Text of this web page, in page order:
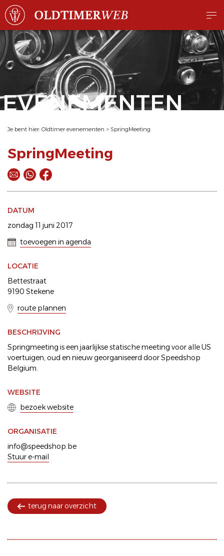
EVENEMENTEN
Je bent hier: Oldtimer evenementen > SpringMeeting
SpringMeeting
DATUM
zondag 11 juni 2017
toevoegen in agenda
LOCATIE
Bettestraat
9190 Stekene
route plannen
BESCHRIJVING
Springmeeting is een jaarlijkse statische meeting voor alle US
voertuigen, oud en nieuw georganiseerd door Speedshop
Belgium.
WEBSITE
bezoek website
ORGANISATIE
info@speedshop.be
Stuur e-mail
terug naar overzicht